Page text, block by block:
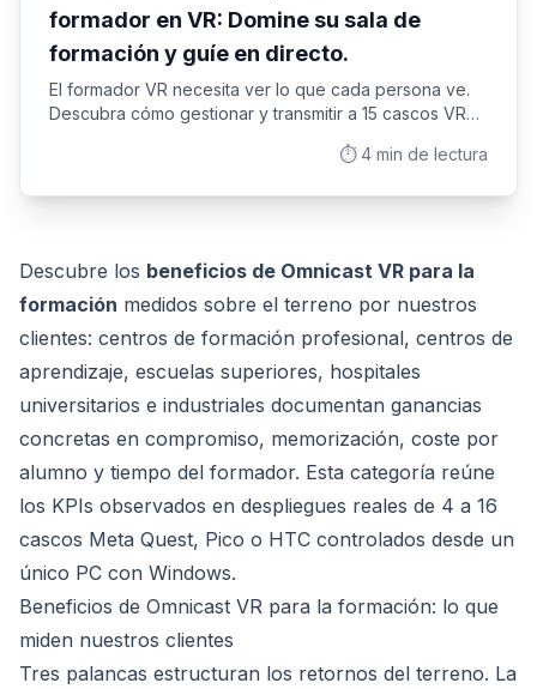
formador en VR: Domine su sala de
formación y guíe en directo.
El formador VR necesita ver lo que cada persona ve.
Descubra cómo gestionar y transmitir a 15 cascos VR
⏱️4 min de lectura
Descubre los beneficios de Omnicast VR para la
formación medidos sobre el terreno por nuestros
clientes: centros de formación profesional, centros de
aprendizaje, escuelas superiores, hospitales
universitarios e industriales documentan ganancias
concretas en compromiso, memorización, coste por
alumno y tiempo del formador. Esta categoría reúne
los KPIs observados en despliegues reales de 4 a 16
cascos Meta Quest, Pico o HTC controlados desde un
único PC con Windows.
Beneficios de Omnicast VR para la formación: lo que
miden nuestros clientes
Tres palancas estructuran los retornos del terreno. La